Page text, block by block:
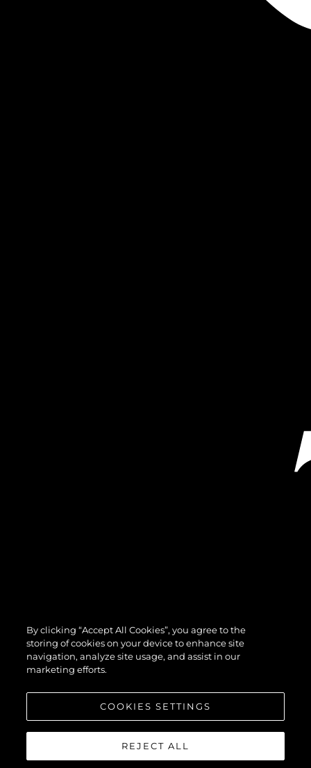
By clicking “Accept All Cookies”, you agree to the
storing of cookies on your device to enhance site
navigation, analyze site usage, and assist in our
marketing efforts.
COOKIES SETTINGS
REJECT ALL